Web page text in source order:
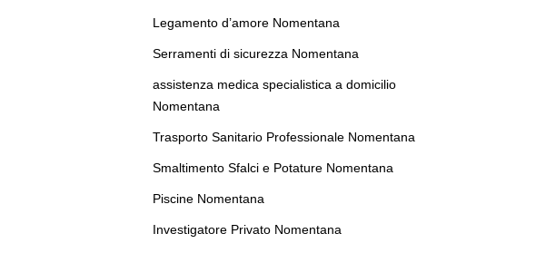
Legamento d’amore Nomentana
Serramenti di sicurezza Nomentana
assistenza medica specialistica a domicilio
Nomentana
Trasporto Sanitario Professionale Nomentana
Smaltimento Sfalci e Potature Nomentana
Piscine Nomentana
Investigatore Privato Nomentana